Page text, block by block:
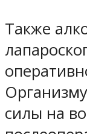
Также
силы на